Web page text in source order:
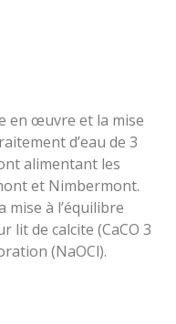
en œuvre et la mise
d’eau de 3
alimentant les
et Nimbermont.
mise à l’équilibre
lit de calcite (CaCO 3
(NaOCl).